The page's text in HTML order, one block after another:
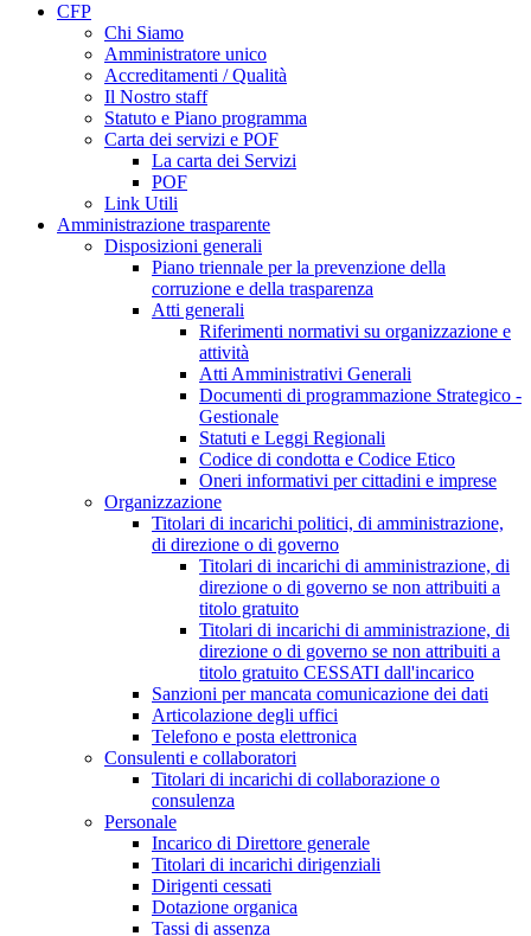
CFP
Chi Siamo
Amministratore unico
Accreditamenti / Qualità
Il Nostro staff
Statuto e Piano programma
Carta dei servizi e POF
La carta dei Servizi
POF
Link Utili
Amministrazione trasparente
Disposizioni generali
Piano triennale per la prevenzione della
corruzione e della trasparenza
Atti generali
Riferimenti normativi su organizzazione e
attività
Atti Amministrativi Generali
Documenti di programmazione Strategico -
Gestionale
Statuti e Leggi Regionali
Codice di condotta e Codice Etico
Oneri informativi per cittadini e imprese
Organizzazione
Titolari di incarichi politici, di amministrazione,
di direzione o di governo
Titolari di incarichi di amministrazione, di
direzione o di governo se non attribuiti a
titolo gratuito
Titolari di incarichi di amministrazione, di
direzione o di governo se non attribuiti a
titolo gratuito CESSATI dall'incarico
Sanzioni per mancata comunicazione dei dati
Articolazione degli uffici
Telefono e posta elettronica
Consulenti e collaboratori
Titolari di incarichi di collaborazione o
consulenza
Personale
Incarico di Direttore generale
Titolari di incarichi dirigenziali
Dirigenti cessati
Dotazione organica
Tassi di assenza